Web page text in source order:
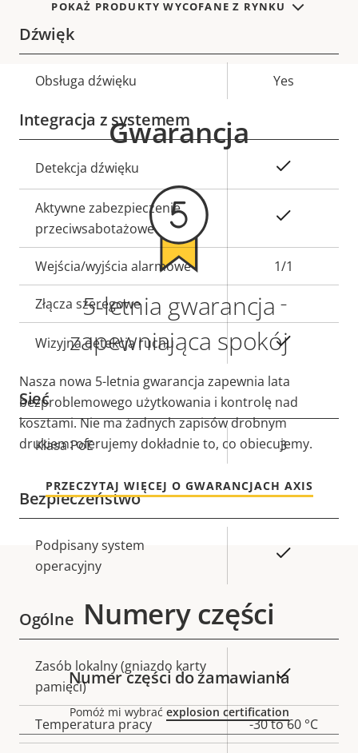
Dźwięk
Opis
nieruchomości
Obsługa dźwięku Yes
Integracja z systemem
Opis
nieruchomości
nieruchomości
Detekcja dźwięku
Aktywne zabezpieczenie
przeciwsabotażowe
Wejścia/wyjścia alarmowe 1/1
Złącza szeregowe –
Wizyjna detekcja ruchu
Sieć
Opis
Wartość
nieruchomości
Klasa PoE 3
Bezpieczeństwo
Opis
nieruchomości
Podpisany system
operacyjny
Ogólne
Opis
nieruchomości
Wartość
nieruchomości
Zasób lokalny (gniazdo karty
pamięci)
Temperatura pracy -30 to 60 °C
POKAŻ PRODUKTY WYCOFANE Z RYNKU
Gwarancja
5-letnia gwarancja
zapewniająca spokój
Nasza nowa 5-letnia gwarancja zapewnia lata
bezproblemowego użytkowania i kontrolę nad
kosztami. Nie ma żadnych zapisów drobnym
drukiem: oferujemy dokładnie to, co obiecujemy.
PRZECZYTAJ WIĘCEJ O GWARANCJACH AXIS
Numery części
Numer części do zamawiania
Pomóż mi wybrać explosion certification